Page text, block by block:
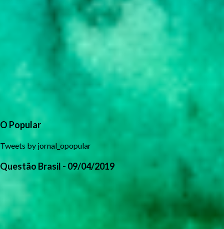
O Popular
Tweets by jornal_opopular
Questão Brasil - 09/04/2019